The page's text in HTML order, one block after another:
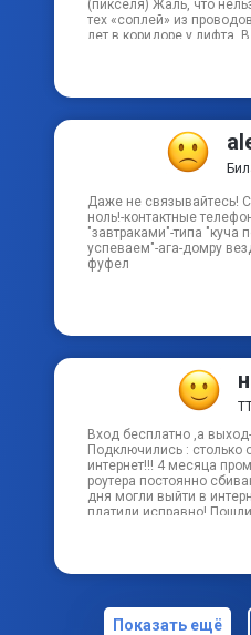
(пикселя) Жаль, что
тех «соплей» из
лет в коридоре у лифта.
из центрального ящика,
об их проверки связи и
если провода все
почти до пола
Даже не связывайтесь!
ноль!-контактные
"завтраками"-типа "куча
успеваем"-ага-домру
фуфел
Вход бесплатно ,а
Подключились :
интернет!!! 4 месяца
роутера постоянно
дня могли выйти в
платили исправно!
себе на память!!!Так
доверчивыми!!!
Показать ещё